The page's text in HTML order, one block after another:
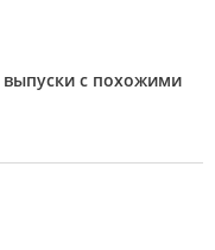
выпуски с похожими